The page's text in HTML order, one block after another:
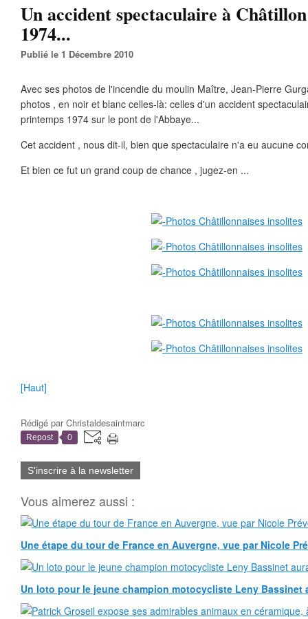
Un accident spectaculaire à
1974...
Publié le 1 Décembre 2010
Avec ses photos de l'incendie du moulin Maître, Jean-Pierre
photos , en noir et blanc celles-là: celles d'un accident
printemps 1974 sur le pont de l'Abbaye...
Cet accident , nous dit-il, bien que spectaculaire n'a eu aucune
Et bien ce fut un grand coup de chance , jugez-en ...
[Haut]
Rédigé parChristaldesaintmarc
Repost 0
S'inscrire à la newsletter
Vous aimerez aussi :
Une étape du tour de France en Auvergne, vue par Nicole
Un loto pour le jeune champion motocycliste Leny Bassinet